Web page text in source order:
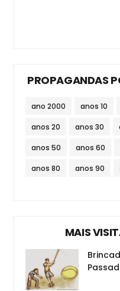
PROPAGANDAS
ano 2000 anos 10
anos 20 anos 30
anos 50 anos 60
anos 80 anos 90
MAIS